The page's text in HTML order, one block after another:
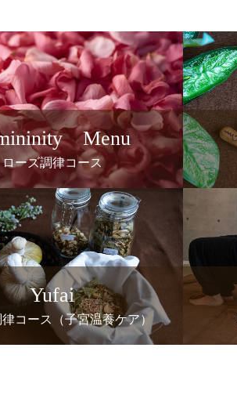
Menu
ローズ調律コース
Yufai
コース（子宮温養ケア）